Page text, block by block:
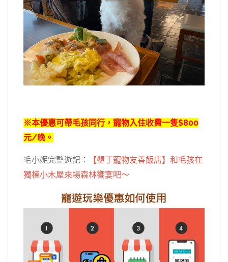
※本優惠可帶毛孩同行，寵物入住收費一隻$800
元/晚。
毛小妮完整遊記：
【墾丁寵物友善飯店】和毛孩在
獨棟小木屋來場森林饗宴吧～